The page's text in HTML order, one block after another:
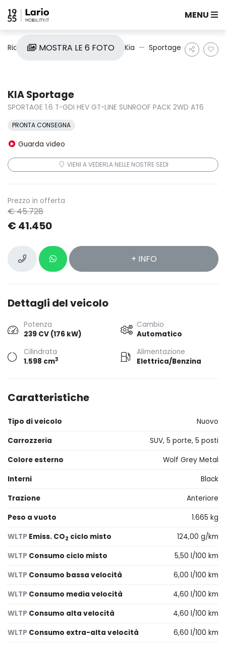
MENU
Ricerca auto Nuove e Km0 Kia Sportage
MOSTRA LE 6 FOTO
KIA Sportage
SPORTAGE 1.6 T-GDI HEV GT-LINE SUNROOF PACK 2WD AT6
PRONTA CONSEGNA
Guarda video
VIENI A VEDERLA NELLE NOSTRE SEDI
Prezzo in offerta
€ 45.728
€ 41.450
+ INFO
Dettagli del veicolo
Potenza
239 CV (176 kW)
Cambio
Automatico
Cilindrata
1.598 cm3
Alimentazione
Elettrica/Benzina
Caratteristiche
Tipo di veicolo
Nuovo
Carrozzeria
SUV, 5 porte, 5 posti
Colore esterno
Wolf Grey Metal
Interni
Black
Trazione
Anteriore
Peso a vuoto
1.665 kg
WLTP Emiss. CO2 ciclo misto
124,00 g/km
WLTP Consumo ciclo misto
5,50 l/100 km
WLTP Consumo bassa velocità
6,00 l/100 km
WLTP Consumo media velocità
4,60 l/100 km
WLTP Consumo alta velocità
4,60 l/100 km
WLTP Consumo extra-alta velocità
6,60 l/100 km